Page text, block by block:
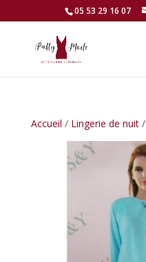
05 53 29 16 07
Accueil / Lingerie de nuit/